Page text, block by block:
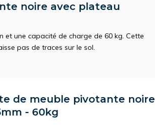
noire avec plateau
une capacité de charge de 60 kg. Cette
pas de traces sur le sol.
de meuble pivotante noire
- 60kg